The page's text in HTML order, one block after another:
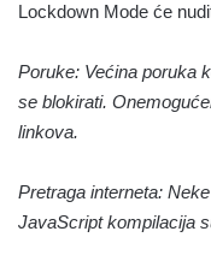
Lockdown Mode će
Poruke: Većina poruka
se blokirati.
linkova.
Pretraga interneta:
JavaScript kompilacija